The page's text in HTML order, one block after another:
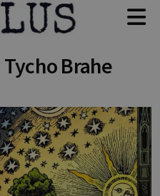
Tycho Brahe